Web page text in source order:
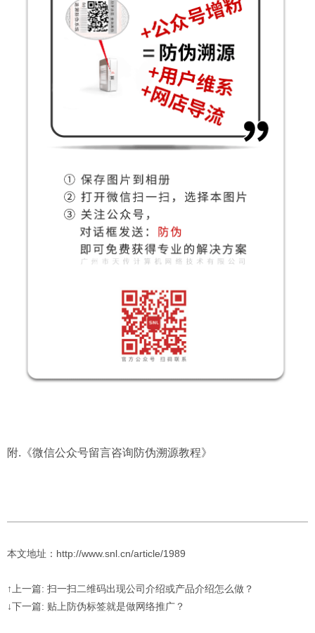
附. 《微信公众号留言咨询防伪溯源教程》
本文地址：http://www.snl.cn/article/1989
↑上一篇: 扫一扫二维码出现公司介绍或产品介绍怎么做？
↓下一篇: 贴上防伪标签就是做网络推广？